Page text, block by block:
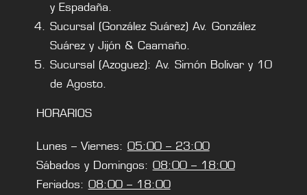
y Espadaña.
Sucursal (González Suárez) Av. González
Suárez y Jijón & Caamaño.
Sucursal (Azoguez): Av. Simón Bolivar y 10
de Agosto.
HORARIOS
Lunes – Viernes: 05:00 – 23:00
Sábados y Domingos: 08:00 – 18:00
Feriados: 08:00 – 18:00